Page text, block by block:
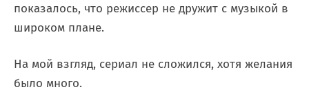
показалось, что режиссер не дружит с музыкой в
широком плане.
На мой взгляд, сериал не сложился, хотя желания
было много.